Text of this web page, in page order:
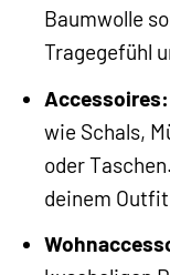
Baumwolle
Tragegefühl
Accessoires:
wie Schals,
oder
deinem